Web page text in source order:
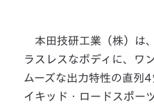
本田技研工業（株）は
ラスレスなボディに、ワ
ムーズな出力特性の直列
イキッド・ロードスポー